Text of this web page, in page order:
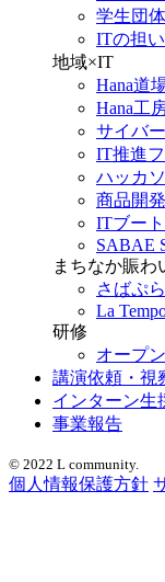
学生団
ITの担
地域×IT
Hana道
Hana工
サイバ
IT推進
ハッカ
商品開発
ITブー
SABAE
まちなか賑わ
さばぷら
La
研修
オープ
講演依頼・視
インターン生
事業報告
© 2022 L community.
個人情報保護方針